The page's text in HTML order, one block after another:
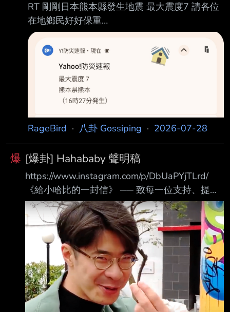
RT 剛剛日本熊本縣發生地震 最大震度7 請各位
在地鄉民好好保重
http://i.imgur.com/IyTS0Xz.jpg 有沒有相關的八
卦八卦八卦八卦八卦 補字補字補字補字補字補
字補字 --
RageBird · 八卦 Gossiping · 2026-07-28
爆 [爆卦] Hahababy 聲明稿
https://www.instagram.com/p/DbUaPYjTLrd/
《給小哈比的一封信》 ── 致每一位支持、提醒
與關心HAHABABY的朋友。 謝謝每一位願意給
我們建議、提醒與關心的人。每一則留言、每一
封訊息，我們都看見了， 也放在心上。 這段時
間，HAHABABY花了許多時間重新檢視每一個
設計與流程，並以更嚴謹的內部標準重新 確認每
一項細節。對於這次事件讓大家產生疑慮與不
安，我們誠摯向大家致歉。 過去在快速開發的過
程中，未能完整保留設計與製作紀錄，讓外界難